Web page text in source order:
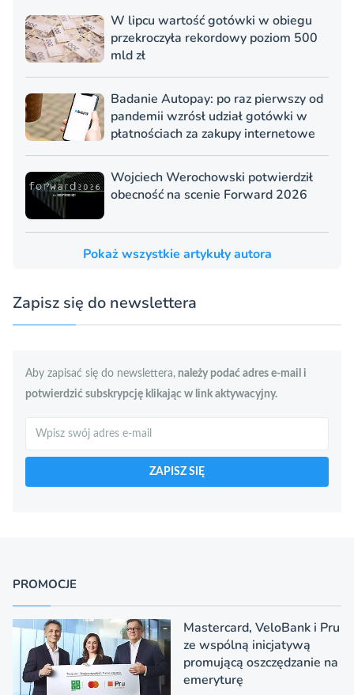
W lipcu wartość gotówki w obiegu
przekroczyła rekordowy poziom 500
mld zł
Badanie Autopay: po raz pierwszy od
pandemii wzrósł udział gotówki w
płatnościach za zakupy internetowe
Wojciech Werochowski potwierdził
obecność na scenie Forward 2026
Pokaż wszystkie artykuły autora
Zapisz się do newslettera
Aby zapisać się do newslettera, należy podać adres e-mail i
potwierdzić subskrypcję klikając w link aktywacyjny.
ZAPISZ SIĘ
PROMOCJE
Mastercard, VeloBank i Pru
ze wspólną inicjatywą
promującą oszczędzanie na
emeryturę